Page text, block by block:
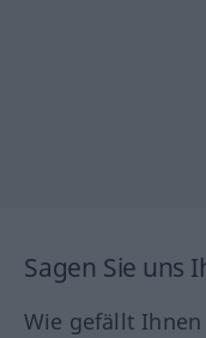
Sagen Sie uns
Wie gefällt